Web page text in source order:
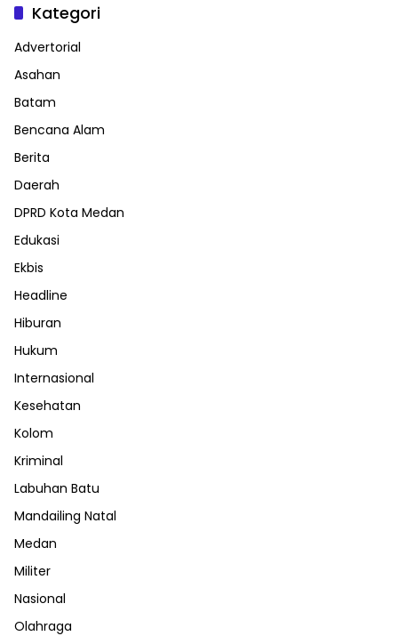
Kategori
Advertorial
Asahan
Batam
Bencana Alam
Berita
Daerah
DPRD Kota Medan
Edukasi
Ekbis
Headline
Hiburan
Hukum
Internasional
Kesehatan
Kolom
Kriminal
Labuhan Batu
Mandailing Natal
Medan
Militer
Nasional
Olahraga